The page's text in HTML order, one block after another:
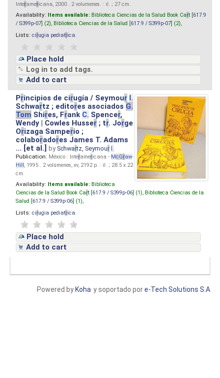
Interamericana, 2000 . 2 volumenes. : il. ; 27 cm.
Availability: Items available: Biblioteca Ciencias de la Salud Book Cart [ 617.9
/ S399p-07 ] (2), Biblioteca Ciencias de la Salud [ 617.9 / S399p-07 ] (2),
Lists: cirugia pediatrica
Place hold
Log in to add tags.
Add to cart
Principios de cirugía / Seymour I.
Schwartz ; editores asociados G.
Tom Shires, Frank C. Spencer,
Wendy | Cowles Husser ; tr. Jorge
Orizaga Samperio ;
colaboradores James T. Adams
... [et al.]by Schwartz, Seymour I.
Publication: México : Interamericana - McGraw-
Hill, 1995 . 2 volúmenes, xv, 2192 p. : il. ; 28.5 x 22
cm.
Availability: Items available: Biblioteca
Ciencias de la Salud Book Cart [ 617.9 / S399p-06 ] (1), Biblioteca Ciencias de la
Salud [ 617.9 / S399p-06 ] (1),
Lists: cirugia pediatrica
Place hold
Add to cart
y soportado pore-Tech Solutions S.A
Powered by Koha